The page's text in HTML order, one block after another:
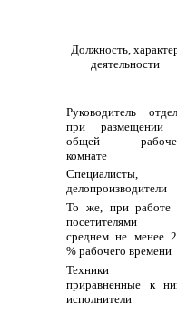
Должность,
деятельности
Руководитель
при размещении
общей рабоч
комнате
Специалисты,
делопроизводители
То же, при работе
посетителями
среднем не менее
% рабочего времени
Техники
приравненные к
исполнители